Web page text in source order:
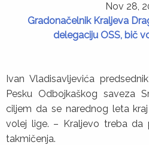
Nov 28,
Gradonačelnik Kraljeva
delegaciju OSS, bič
Ivan Vladisavljevića
Pesku Odbojkaškog saveza
ciljem da se narednog leta
volej lige. – Kraljevo treba da
takmičenja.